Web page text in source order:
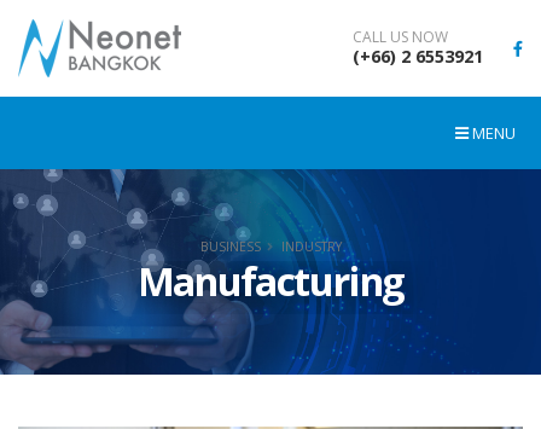
CALL US NOW
(+66) 2 6553921
MENU
Manufacturing
BUSINESS INDUSTRY